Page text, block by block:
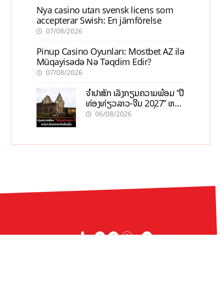
Nya casino utan svensk licens som
accepterar Swish: En jämförelse
07/08/2026
Pinup Casino Oyunları: Mostbet AZ ilə
Müqayisədə Nə Təqdim Edir?
07/08/2026
ຈຳປາສັກ ເລັ່ງກຽມຄວາມພ້ອມ “ປີ
ທ່ອງທ່ຽວລາວ-ຈີນ 2027” ຫວັງ
ກະຕຸ້ນເສດຖະກິດທ້ອງຖິ່ນ
06/08/2026